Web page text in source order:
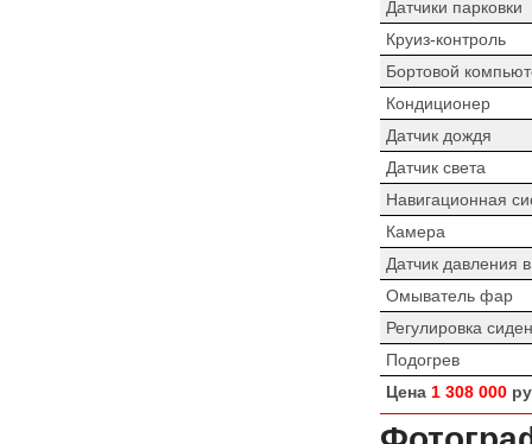
Датчики парковки
Круиз-контроль
Бортовой
Кондиционер
Датчик дождя
Датчик света
Навигационная
Камера
Датчик давления
Омыватель фар
Регулировка
Подогрев
Цена 1 308 000